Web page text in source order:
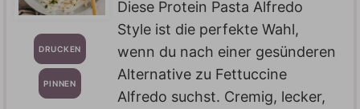
DRUCKEN
PINNEN
Diese Protein Pasta Alfredo
Style ist die perfekte Wahl,
wenn du nach einer gesünderen
Alternative zu Fettuccine
Alfredo suchst. Cremig, lecker,